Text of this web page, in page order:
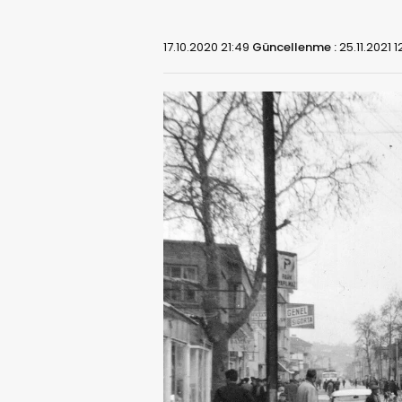
17.10.2020 21:49 Güncellenme :25.11.2021